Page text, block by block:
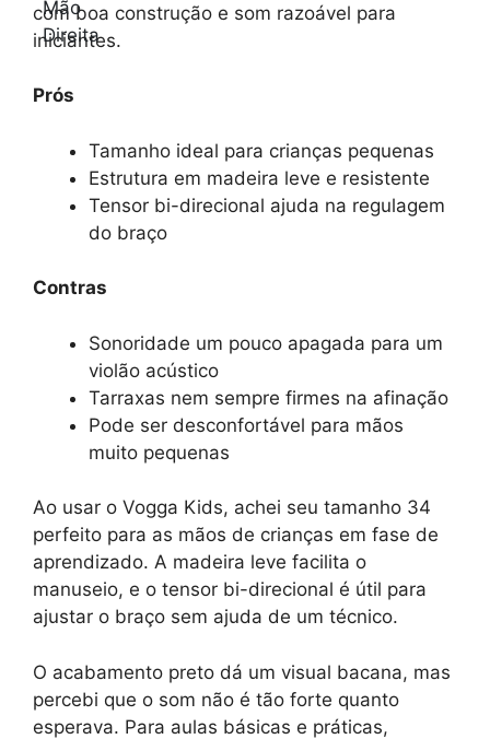
com boa construção e som razoável para
iniciantes.
Prós
Tamanho ideal para crianças pequenas
Estrutura em madeira leve e resistente
Tensor bi-direcional ajuda na regulagem
do braço
Contras
Sonoridade um pouco apagada para um
violão acústico
Tarraxas nem sempre firmes na afinação
Pode ser desconfortável para mãos
muito pequenas
Ao usar o Vogga Kids, achei seu tamanho 34
perfeito para as mãos de crianças em fase de
aprendizado. A madeira leve facilita o
manuseio, e o tensor bi-direcional é útil para
ajustar o braço sem ajuda de um técnico.
O acabamento preto dá um visual bacana, mas
percebi que o som não é tão forte quanto
esperava. Para aulas básicas e práticas,